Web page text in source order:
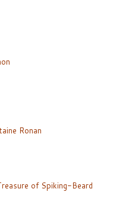
Ronan
of Spiking-Beard